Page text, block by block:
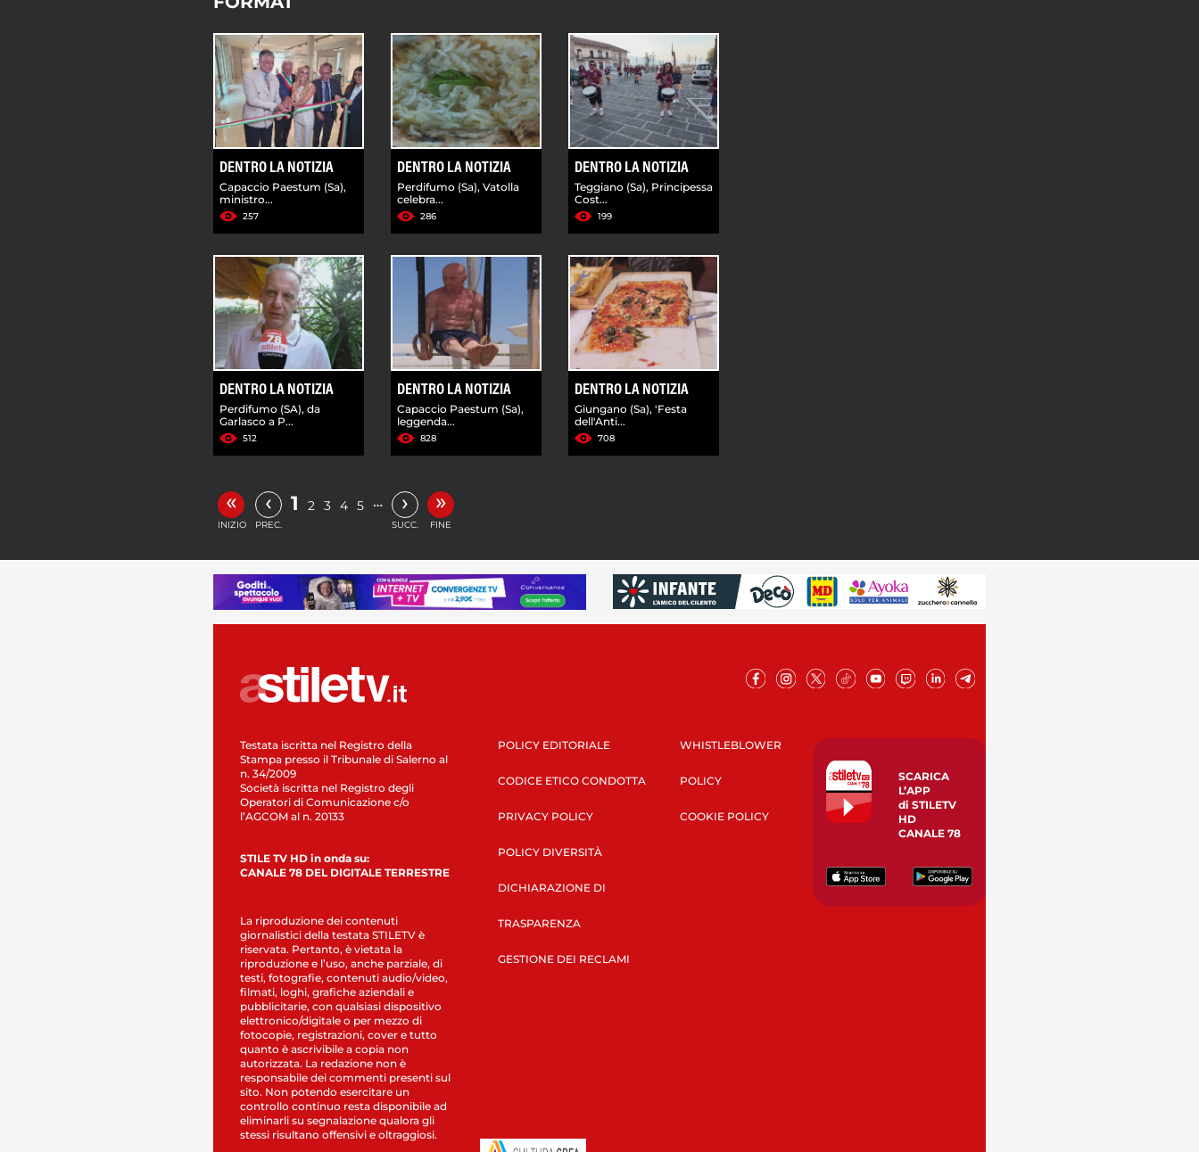
DENTRO LA NOTIZIA
Capaccio Paestum (Sa),
ministro...
257
DENTRO LA NOTIZIA
Perdifumo (Sa), Vatolla
celebra...
286
DENTRO LA NOTIZIA
Teggiano (Sa), Principessa
Cost...
199
DENTRO LA NOTIZIA
Perdifumo (SA), da
Garlasco a P...
512
DENTRO LA NOTIZIA
Capaccio Paestum (Sa),
leggenda...
828
DENTRO LA NOTIZIA
Giungano (Sa), 'Festa
dell'Anti...
708
«
INIZIO
‹
PREC.
1 2 3 4 5 … ›
SUCC.
»
FINE
Testata iscritta nel Registro della
Stampa presso il Tribunale di Salerno al
n. 34/2009
Società iscritta nel Registro degli
Operatori di Comunicazione c/o
l’AGCOM al n. 20133
STILE TV HD in onda su:
CANALE 78 DEL DIGITALE TERRESTRE
La riproduzione dei contenuti
giornalistici della testata STILETV è
riservata. Pertanto, è vietata la
riproduzione e l’uso, anche parziale, di
testi, fotografie, contenuti audio/video,
filmati, loghi, grafiche aziendali e
pubblicitarie, con qualsiasi dispositivo
elettronico/digitale o per mezzo di
fotocopie, registrazioni, cover e tutto
quanto è ascrivibile a copia non
autorizzata. La redazione non è
responsabile dei commenti presenti sul
sito. Non potendo esercitare un
controllo continuo resta disponibile ad
eliminarli su segnalazione qualora gli
stessi risultano offensivi e oltraggiosi.
POLICY EDITORIALE
CODICE ETICO CONDOTTA
PRIVACY POLICY
POLICY DIVERSITÀ
DICHIARAZIONE DI
TRASPARENZA
GESTIONE DEI RECLAMI
WHISTLEBLOWER
POLICY
COOKIE POLICY
SCARICA
L’APP
di STILETV
HD
CANALE 78